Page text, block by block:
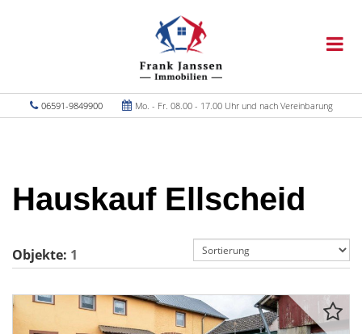
06591-9849900 Mo. - Fr. 08.00 - 17.00 Uhr und nach Vereinbarung
Hauskauf Ellscheid
Objekte: 1